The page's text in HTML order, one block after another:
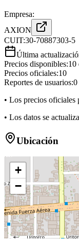
Empresa:
AXION
CUIT:30-70887303-5
Última
Precios disponibles:10
Precios oficiales:10
Reportes de usuarios:0
• Los precios oficiales
• Los datos se
Ubicación
+
−